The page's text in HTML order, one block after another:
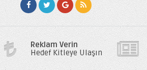
Reklam Verin
Hedef Kitleye Ulaşın